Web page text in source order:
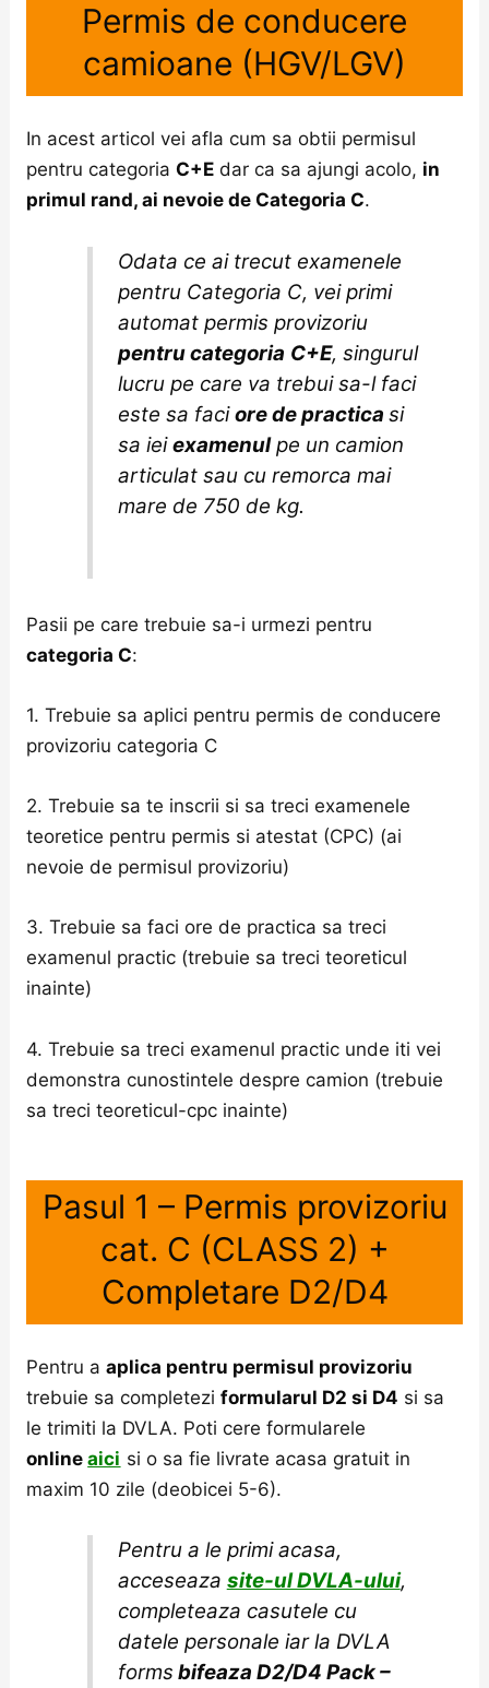
Permis de conducere
camioane (HGV/LGV)
In acest articol vei afla cum sa obtii permisul
pentru categoriaC+E dar ca sa ajungi acolo, in
primul rand, ai nevoie de Categoria C.
Odata ce ai trecut examenele
pentru Categoria C, vei primi
automat permis provizoriu
pentru categoria C+E, singurul
lucru pe care va trebui sa-l faci
este sa faciore de practica si
sa ieiexamenulpe un camion
articulat sau cu remorca mai
mare de 750 de kg.
Pasii pe care trebuie sa-i urmezi pentru
categoria C:
1. Trebuie sa aplici pentru permis de conducere
provizoriu categoria C
2. Trebuie sa te inscrii si sa treci examenele
teoretice pentru permis si atestat (CPC) (ai
nevoie de permisul provizoriu)
3. Trebuie sa faci ore de practica sa treci
examenul practic (trebuie sa treci teoreticul
inainte)
4. Trebuie sa treci examenul practic unde iti vei
demonstra cunostintele despre camion (trebuie
sa treci teoreticul-cpc inainte)
Pasul 1 – Permis provizoriu
cat. C (CLASS 2) +
Completare D2/D4
Pentru aaplica pentru permisul provizoriu
trebuie sa completeziformularul D2 si D4 si sa
le trimiti la DVLA. Poti cere formularele
onlineaici si o sa fie livrate acasa gratuit in
maxim 10 zile (deobicei 5-6).
Pentru a le primi acasa,
acceseaza site-ul DVLA-ului,
completeaza casutele cu
datele personale iar la DVLA
forms bifeaza D2/D4 Pack –